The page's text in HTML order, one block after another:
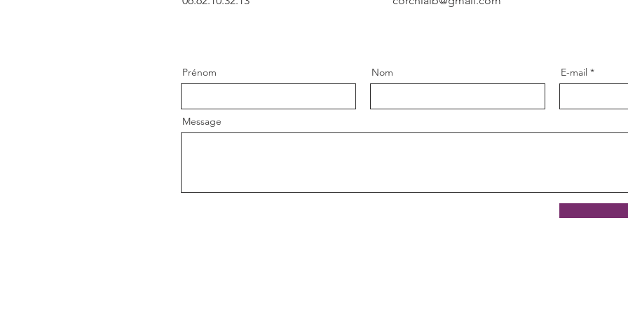
Prénom Nom E-mail
Message